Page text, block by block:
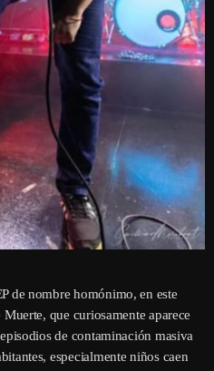
de nombre homónimo, en este
que curiosamente aparece
de contaminación masiva
especialmente niños caen